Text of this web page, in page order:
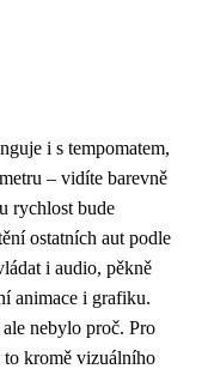
i s tempomatem,
– vidíte barevně
rychlost bude
ostatních aut podle
i audio, pěkně
animace i grafiku.
nebylo proč. Pro
to kromě vizuálního